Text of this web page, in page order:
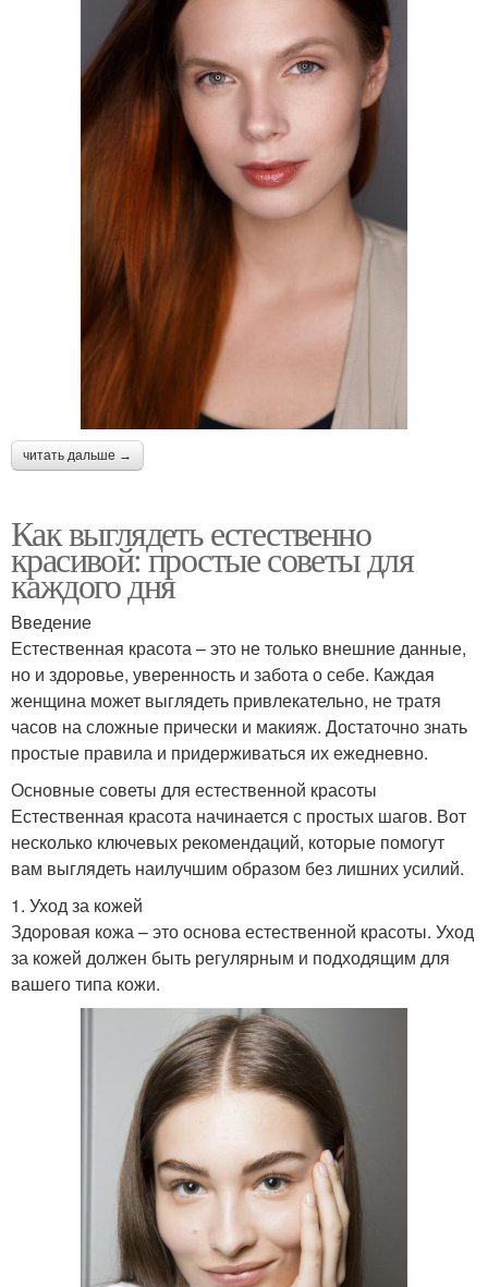
читать дальше →
Как выглядеть естественно
красивой: простые советы для
каждого дня
Введение
Естественная красота – это не только внешние данные,
но и здоровье, уверенность и забота о себе. Каждая
женщина может выглядеть привлекательно, не тратя
часов на сложные прически и макияж. Достаточно знать
простые правила и придерживаться их ежедневно.
Основные советы для естественной красоты
Естественная красота начинается с простых шагов. Вот
несколько ключевых рекомендаций, которые помогут
вам выглядеть наилучшим образом без лишних усилий.
1. Уход за кожей
Здоровая кожа – это основа естественной красоты. Уход
за кожей должен быть регулярным и подходящим для
вашего типа кожи.